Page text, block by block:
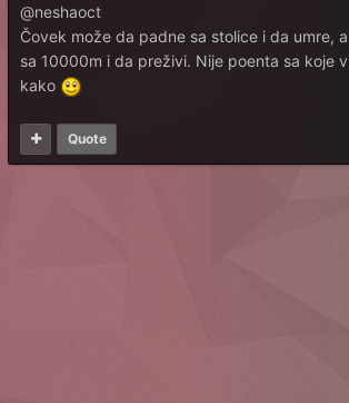
@neshaoct
Čovek može da padne sa stolice i da umre,
sa 10000m i da preživi. Nije poenta sa koje
kako
Quote